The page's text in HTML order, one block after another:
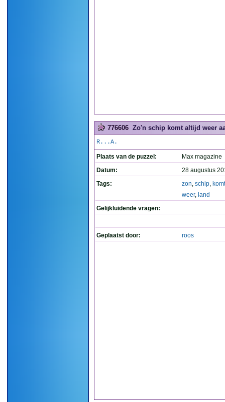
776606 Zo'n schip komt altijd weer
R...A.
Plaats van de puzzel:
Max magazine
Datum:
28 augustus
Tags:
zon, schip, komt
weer, land
Gelijkluidende vragen:
Geplaatst door: roos